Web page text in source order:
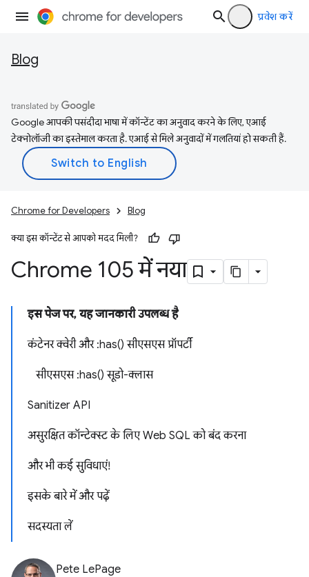
प्रवेश करें
Blog
Google आपकी पसंदीदा भाषा में कॉन्टेंट का अनुवाद करने के लिए, एआई
टेक्नोलॉजी का इस्तेमाल करता है. एआई से मिले अनुवादों में गलतियां हो सकती हैं.
Chrome for Developers Blog
क्या इस कॉन्टेंट से आपको मदद मिली?
Chrome 105 में नया
इस पेज पर, यह जानकारी उपलब्ध है
कंटेनर क्वेरी और :has() सीएसएस प्रॉपर्टी
सीएसएस :has() सूडो-क्लास
Sanitizer API
असुरक्षित कॉन्टेक्स्ट के लिए Web SQL को बंद करना
और भी कई सुविधाएं!
इसके बारे में और पढ़ें
सदस्यता लें
Pete LePage